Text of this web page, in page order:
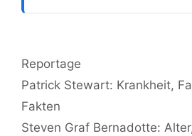
Kategorien
Reportage
Patrick Stewart: Krankheit,
Fakten
Steven Graf Bernadotte: